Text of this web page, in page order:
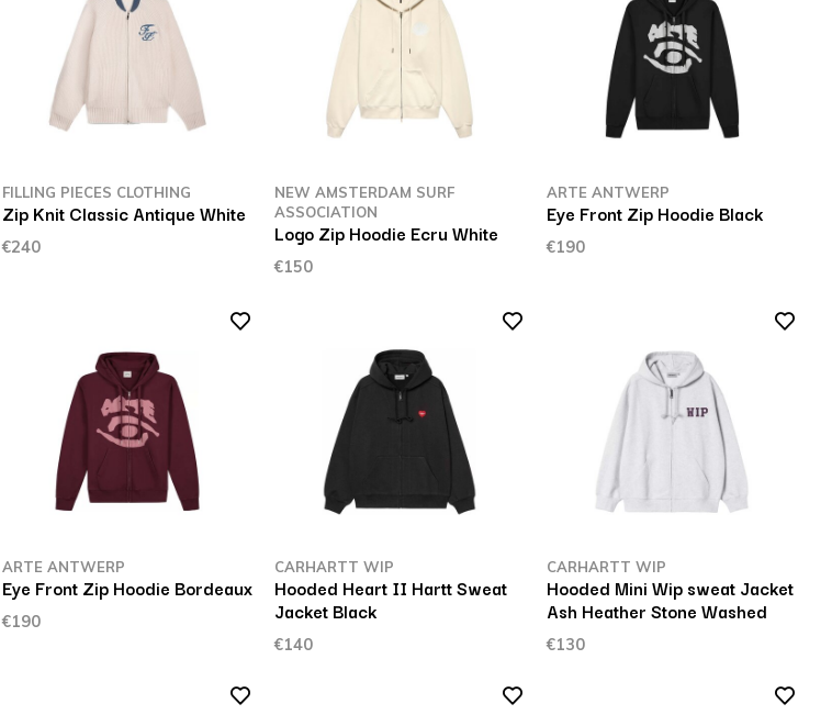
FILLING PIECES CLOTHING
Zip Knit Classic Antique White
€240
NEW AMSTERDAM SURF
ASSOCIATION
Logo Zip Hoodie Ecru White
€150
ARTE ANTWERP
Eye Front Zip Hoodie Black
€190
ARTE ANTWERP
Eye Front Zip Hoodie Bordeaux
€190
CARHARTT WIP
Hooded Heart II Hartt Sweat
Jacket Black
€140
CARHARTT WIP
Hooded Mini Wip sweat Jacket
Ash Heather Stone Washed
€130